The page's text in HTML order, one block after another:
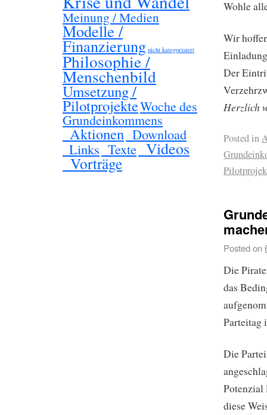
Wohle
Wir
Der
Herzlich
Posted in
Posted on
Die
das
Parteitag
Die
Potenzial
diese
Meinung / Medien
Modelle /
Finanzierung nicht kategorisiert
Philosophie /
Menschenbild
Umsetzung /
PilotprojekteWoche des
Grundeinkommens
_Aktionen _Download
_Links _Texte_Videos
_Vorträge